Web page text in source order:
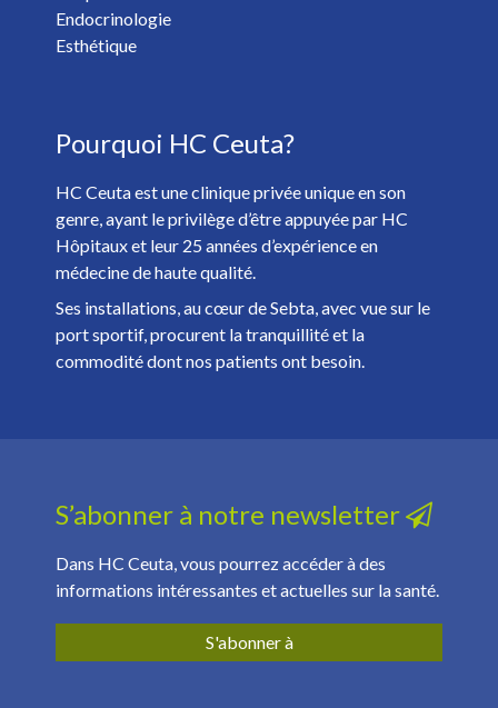
Vous voulez recevoir les nouvelles de HC Hospitales? *
Oui
Non
Confidentialité. *
Endocrinologie
Esthétique
Pourquoi HC Ceuta?
HC Ceuta est une clinique privée unique en son
genre, ayant le privilège d’être appuyée par HC
Hôpitaux et leur 25 années d’expérience en
médecine de haute qualité.
Ses installations, au cœur de Sebta, avec vue sur le
port sportif, procurent la tranquillité et la
commodité dont nos patients ont besoin.
S’abonner à notre newsletter
Dans HC Ceuta, vous pourrez accéder à des
informations intéressantes et actuelles sur la santé.
S'abonner à